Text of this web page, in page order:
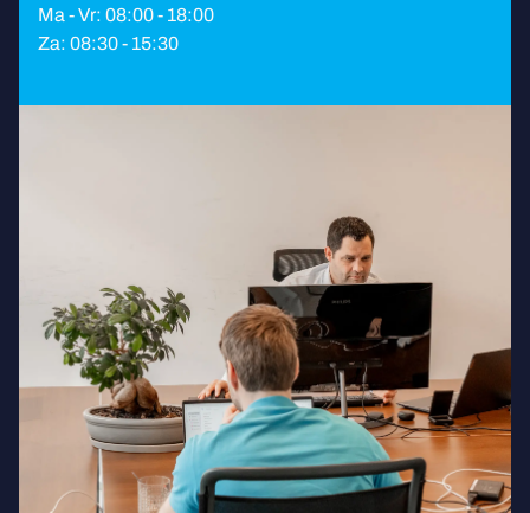
Ma - Vr: 08:00 - 18:00
Za: 08:30 - 15:30